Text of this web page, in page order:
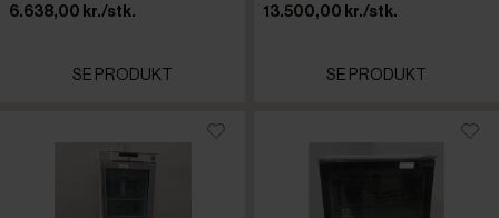
6.638,00 kr./stk.
SE PRODUKT
13.500,00 kr./stk.
SE PRODUKT